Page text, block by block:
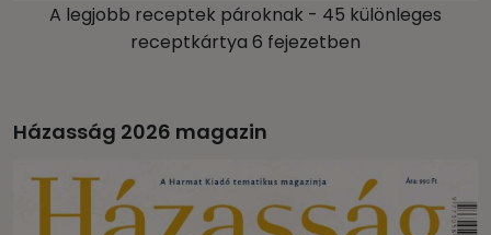
A legjobb receptek pároknak - 45 különleges
receptkártya 6 fejezetben
Házasság 2026 magazin